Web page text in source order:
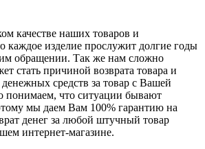
качестве наших товаров и
каждое изделие прослужит долгие годы
обращении. Так же нам сложно
стать причиной возврата товара и
денежных средств за товар с Вашей
понимаем, что ситуации бывают
мы даем Вам 100% гарантию на
денег за любой штучный товар
интернет-магазине.